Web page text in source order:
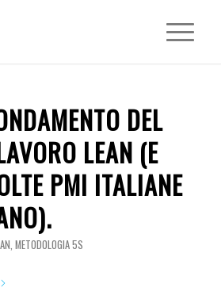
DEL
LEAN (E
PMI ITALIANE
, METODOLOGIA 5S